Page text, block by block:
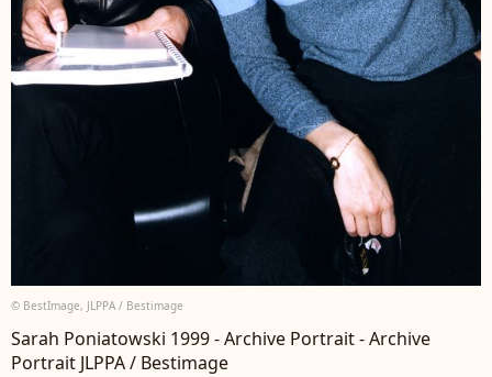
© BestImage, JLPPA / Bestimage
Sarah Poniatowski 1999 - Archive Portrait - Archive
Portrait JLPPA / Bestimage